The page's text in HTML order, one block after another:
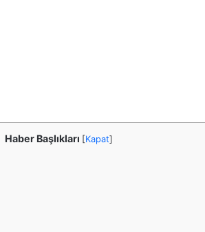
Haber Başlıkları [Kapat]